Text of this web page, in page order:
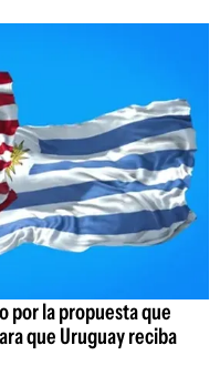
por la propuesta que
que Uruguay reciba